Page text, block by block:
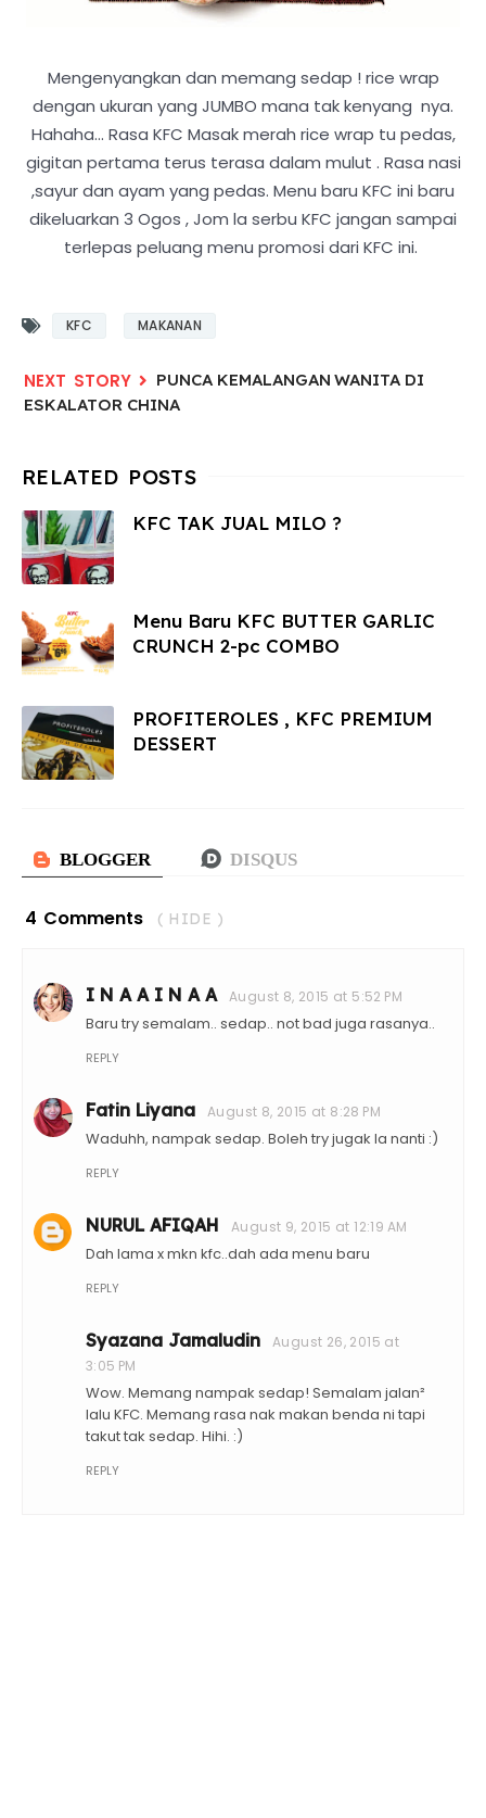
Mengenyangkan dan memang sedap ! rice wrap
dengan ukuran yang JUMBO mana tak kenyang nya.
Hahaha... Rasa KFC Masak merah rice wrap tu pedas,
gigitan pertama terus terasa dalam mulut . Rasa nasi
,sayur dan ayam yang pedas. Menu baru KFC ini baru
dikeluarkan 3 Ogos , Jom la serbu KFC jangan sampai
terlepas peluang menu promosi dari KFC ini.
KFC MAKANAN
PUNCA KEMALANGAN WANITA DI
ESKALATOR CHINA
KFC TAK JUAL MILO ?
Menu Baru KFC BUTTER GARLIC
CRUNCH 2-pc COMBO
PROFITEROLES , KFC PREMIUM
DESSERT
4 Comments ( HIDE )
I N A A I N A A August 8, 2015 at 5:52 PM
Baru try semalam.. sedap.. not bad juga rasanya..
REPLY
Fatin Liyana August 8, 2015 at 8:28 PM
Waduhh, nampak sedap. Boleh try jugak la nanti :)
REPLY
NURUL AFIQAH August 9, 2015 at 12:19 AM
Dah lama x mkn kfc..dah ada menu baru
REPLY
Syazana Jamaludin
August 26, 2015 at
3:05 PM
Wow. Memang nampak sedap! Semalam jalan²
lalu KFC. Memang rasa nak makan benda ni tapi
takut tak sedap. Hihi. :)
REPLY